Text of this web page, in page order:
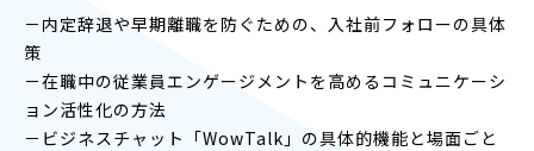
－内定辞退や早期離職を防ぐための、入社前フォローの具体
策
－在職中の従業員エンゲージメントを高めるコミュニケーシ
ョン活性化の方法
－ビジネスチャット「WowTalk」の具体的機能と場面ごと